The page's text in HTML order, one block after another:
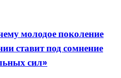
молодое поколение
ставит под сомнение
сил»